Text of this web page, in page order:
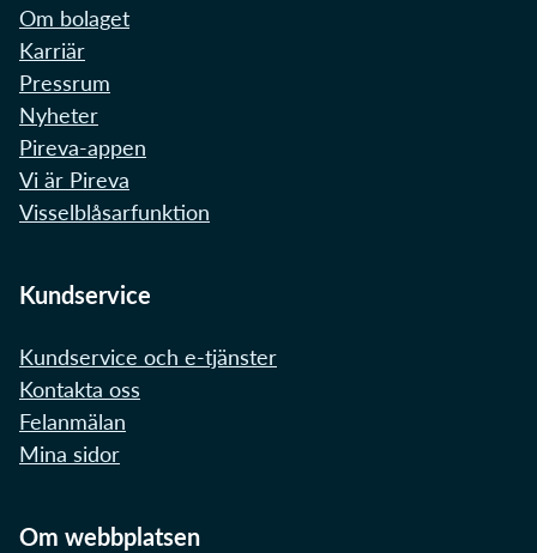
Om bolaget
Karriär
Pressrum
Nyheter
Pireva-appen
Vi är Pireva
Visselblåsarfunktion
Kundservice
Kundservice och e-tjänster
Kontakta oss
Felanmälan
Mina sidor
Om webbplatsen